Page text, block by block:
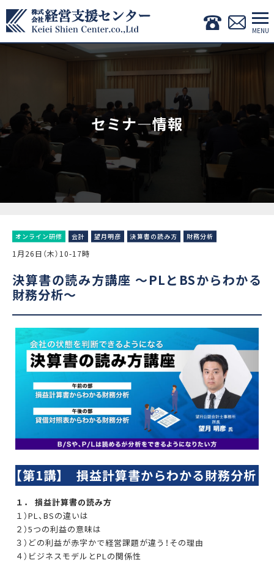
セミナ―情報
オンライン研修 会計 望月明彦 決算書の読み方 財務分析
1月26日（木）10-17時
決算書の読み方講座 〜PLとBSからわかる
財務分析〜
【第1講】 損益計算書からわかる財務分析
１． 損益計算書の読み方
１）PL、BSの違いは
２）5つの利益の意味は
３）どの利益が赤字かで経営課題が違う！その理由
４）ビジネスモデルとPLの関係性